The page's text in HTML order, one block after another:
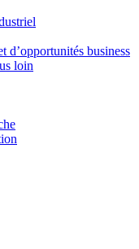
d’opportunités business
loin